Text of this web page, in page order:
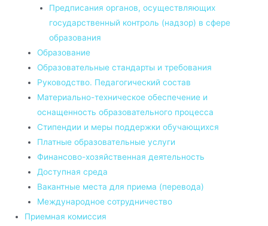
Предписания органов, осуществляющих
государственный контроль (надзор) в сфере
образования
Образование
Образовательные стандарты и требования
Руководство. Педагогический состав
Материально-техническое обеспечение и
оснащенность образовательного процесса
Стипендии и меры поддержки обучающихся
Платные образовательные услуги
Финансово-хозяйственная деятельность
Доступная среда
Вакантные места для приема (перевода)
Международное сотрудничество
Приемная комиссия